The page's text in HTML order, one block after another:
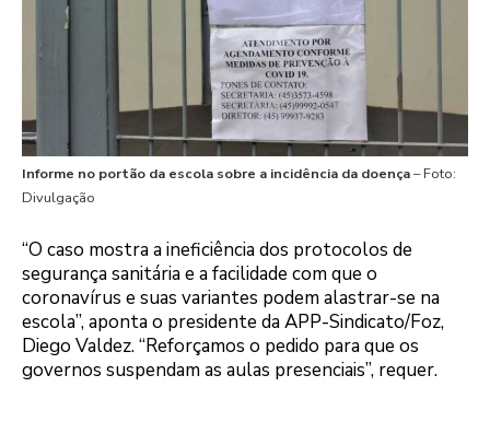
Informe no portão da escola sobre a incidência da doença– Foto:
Divulgação
“O caso mostra a ineficiência dos protocolos de
segurança sanitária e a facilidade com que o
coronavírus e suas variantes podem alastrar-se na
escola”, aponta o presidente da APP-Sindicato/Foz,
Diego Valdez. “Reforçamos o pedido para que os
governos suspendam as aulas presenciais”, requer.